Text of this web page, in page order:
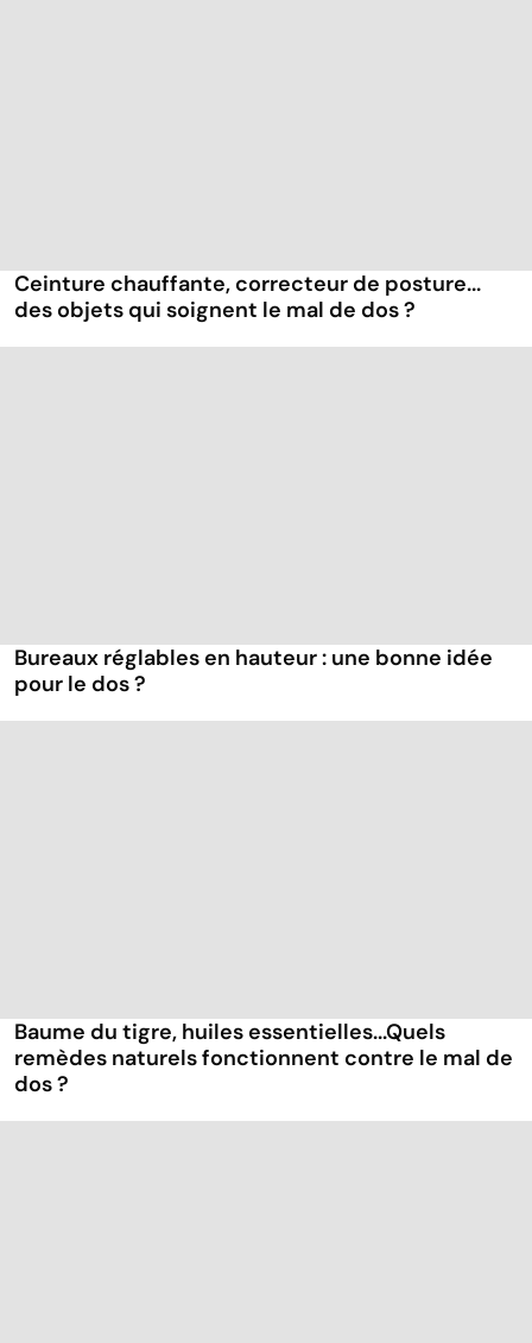
Ceinture chauffante, correcteur de posture...
des objets qui soignent le mal de dos ?
Bureaux réglables en hauteur : une bonne idée
pour le dos ?
Baume du tigre, huiles essentielles...Quels
remèdes naturels fonctionnent contre le mal de
dos ?